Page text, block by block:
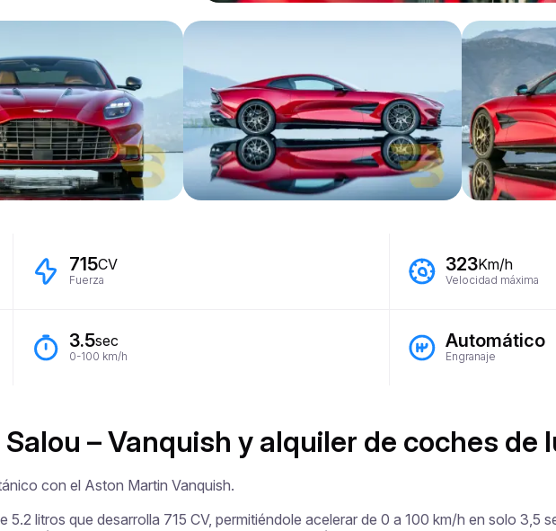
715CV
Fuerza
323Km/h
Velocidad máxima
3.5sec
0-100 km/h
Automático
Engranaje
– Vanquish y alquiler de coches de
con el Aston Martin Vanquish.
litros que desarrolla 715 CV, permitiéndole acelerar de 0 a 100 km/h en solo 3,5